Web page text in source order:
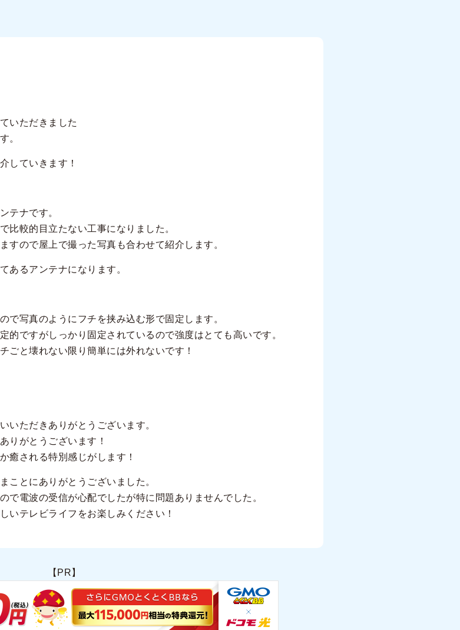
いただきました
。
していきます！
テナです。
比較的目立たない工事になりました。
すので屋上で撮った写真も合わせて紹介します。
あるアンテナになります。
で写真のようにフチを挟み込む形で固定します。
的ですがしっかり固定されているので強度はとても高いです。
ごと壊れない限り簡単には外れないです！
いただきありがとうございます。
りがとうございます！
癒される特別感じがします！
ことにありがとうございました。
で電波の受信が心配でしたが特に問題ありませんでした。
いテレビライフをお楽しみください！
【PR】